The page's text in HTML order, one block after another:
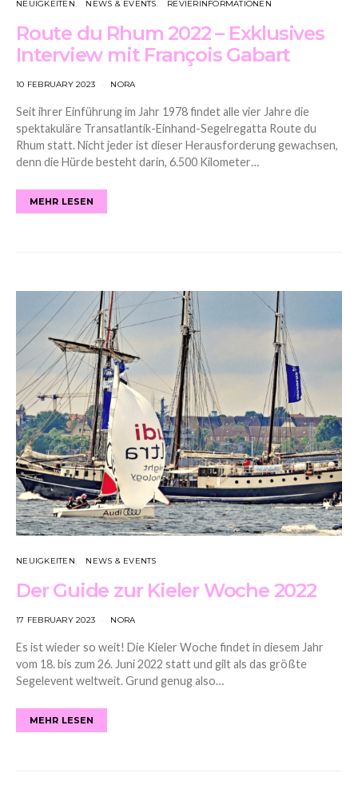
NEUIGKEITEN NEWS & EVENTS REVIERINFORMATIONEN
Route du Rhum 2022 – Exklusives
Interview mit François Gabart
10 FEBRUARY 2023 NORA
Seit ihrer Einführung im Jahr 1978 findet alle vier Jahre die
spektakuläre Transatlantik-Einhand-Segelregatta Route du
Rhum statt. Nicht jeder ist dieser Herausforderung gewachsen,
denn die Hürde besteht darin, 6.500 Kilometer…
MEHR LESEN
NEUIGKEITEN NEWS & EVENTS
Der Guide zur Kieler Woche 2022
17 FEBRUARY 2023 NORA
Es ist wieder so weit! Die Kieler Woche findet in diesem Jahr
vom 18. bis zum 26. Juni 2022 statt und gilt als das größte
Segelevent weltweit. Grund genug also…
MEHR LESEN